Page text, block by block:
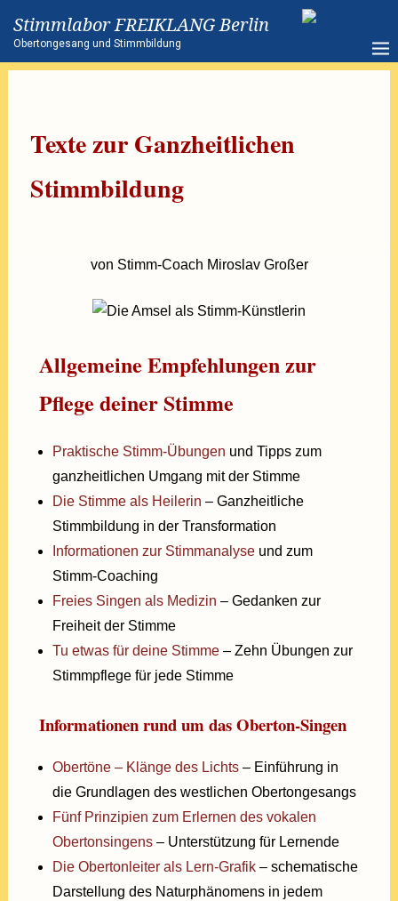
Stimmlabor FREIKLANG Berlin
Obertongesang und Stimmbildung
Texte zur Ganzheitlichen
Stimmbildung
von Stimm-Coach Miroslav Großer
Allgemeine Empfehlungen zur
Pflege deiner Stimme
Praktische Stimm-Übungen und Tipps zum
ganzheitlichen Umgang mit der Stimme
Die Stimme als Heilerin – Ganzheitliche
Stimmbildung in der Transformation
Informationen zur Stimmanalyse und zum
Stimm-Coaching
Freies Singen als Medizin – Gedanken zur
Freiheit der Stimme
Tu etwas für deine Stimme – Zehn Übungen zur
Stimmpflege für jede Stimme
Informationen rund um das Oberton-Singen
Obertöne – Klänge des Lichts – Einführung in
die Grundlagen des westlichen Obertongesangs
Fünf Prinzipien zum Erlernen des vokalen
Obertonsingens – Unterstützung für Lernende
Die Obertonleiter als Lern-Grafik – schematische
Darstellung des Naturphänomens in jedem